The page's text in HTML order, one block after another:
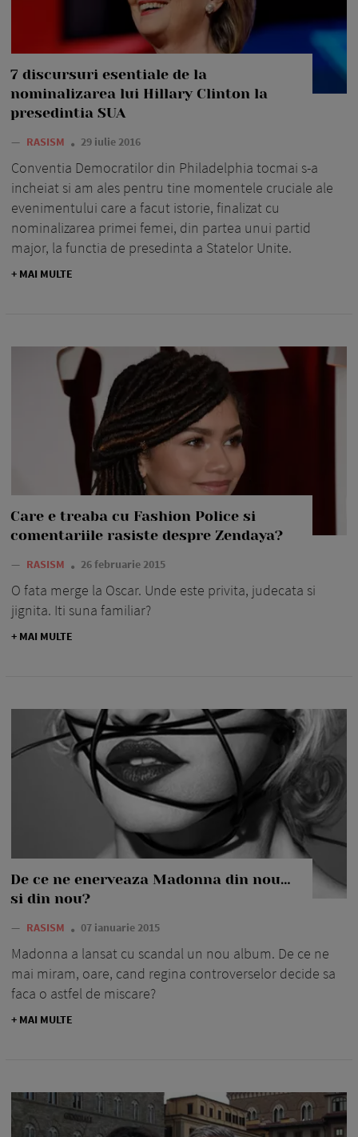
7 discursuri esentiale de la
nominalizarea lui Hillary Clinton la
presedintia SUA
— RASISM 29 iulie 2016
Conventia Democratilor din Philadelphia tocmai s-a
incheiat si am ales pentru tine momentele cruciale ale
evenimentului care a facut istorie, finalizat cu
nominalizarea primei femei, din partea unui partid
major, la functia de presedinta a Statelor Unite.
+ MAI MULTE
Care e treaba cu Fashion Police si
comentariile rasiste despre Zendaya?
— RASISM 26 februarie 2015
O fata merge la Oscar. Unde este privita, judecata si
jignita. Iti suna familiar?
+ MAI MULTE
De ce ne enerveaza Madonna din nou…
si din nou?
— RASISM 07 ianuarie 2015
Madonna a lansat cu scandal un nou album. De ce ne
mai miram, oare, cand regina controverselor decide sa
faca o astfel de miscare?
+ MAI MULTE